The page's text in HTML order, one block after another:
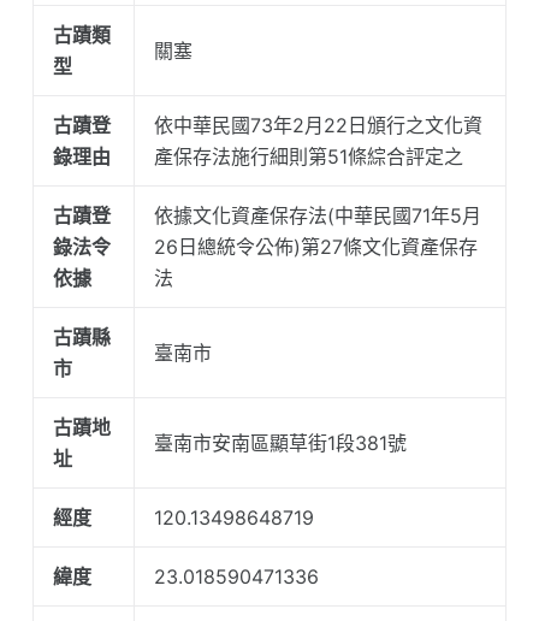
古蹟類
型
關塞
古蹟登
錄理由
依中華民國73年2月22日頒行之文化資
產保存法施行細則第51條綜合評定之
古蹟登
錄法令
依據
依據文化資產保存法(中華民國71年5月
26日總統令公佈)第27條文化資產保存
法
古蹟縣
市
臺南市
古蹟地
址
臺南市安南區顯草街1段381號
經度 120.13498648719
緯度 23.018590471336